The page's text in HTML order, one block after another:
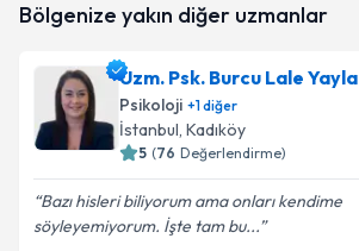
Bölgenize yakın diğer uzmanlar
Uzm. Psk. Burcu Lale Yayla
Psikoloji +1diğer
İstanbul, Kadıköy
5 (76 Değerlendirme)
Bazı hisleri biliyorum ama onları kendime
söyleyemiyorum. İşte tam bu...